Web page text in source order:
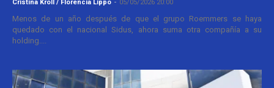
Cristina Kroll / Florencia Lippo - 05/05/2026 20:00
Menos de un año después de que el grupo Roemmers se haya
quedado con el nacional Sidus, ahora suma otra compañía a su
holding....